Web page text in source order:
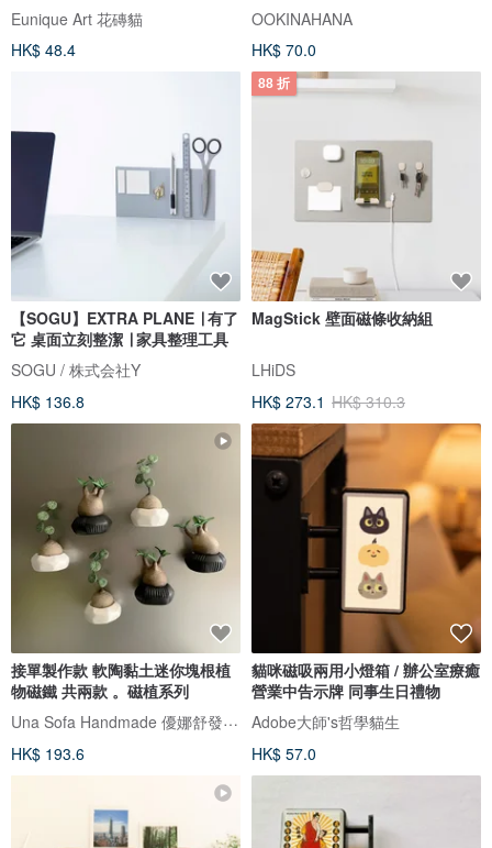
Eunique Art 花磚貓
HK$ 48.4
OOKINAHANA
HK$ 70.0
【SOGU】EXTRA PLANE ∣ 有了
它 桌面立刻整潔 ∣ 家具整理工具
SOGU / 株式会社Y
HK$ 136.8
88 折
MagStick 壁面磁條收納組
LHiDS
HK$ 273.1 HK$ 310.3
接單製作款 軟陶黏土迷你塊根植
物磁鐵 共兩款 。磁植系列
Una Sofa Handmade 優娜舒發手感小物
HK$ 193.6
貓咪磁吸兩用小燈箱 / 辦公室療癒
營業中告示牌 同事生日禮物
Adobe大師's哲學貓生
HK$ 57.0